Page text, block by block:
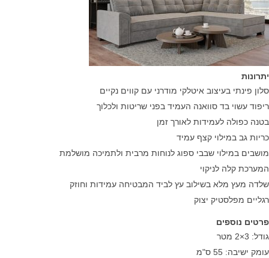
יתרונות
סלון פינתי בעיצוב איטלקי מודרני עם קווים נקיים
ריפוד עשוי בד סוואנה העמיד בפני שריטות ולכלוך
בטנה כפולה לעמידות לאורך זמן
כריות גב במילוי קצף עמיד
מושבים במילוי שבבי ספוג לנוחות מרבית ולתמיכה מושלמת
המערכת קלה לניקוי
שלדה מעץ מלא בשילוב עץ לביד המבטיחה עמידות וחוזק
רגליים מפלסטיק יצוק
פרטים נוספים
גודל: 3×2 מטר
עומק ישיבה: 55 ס"מ